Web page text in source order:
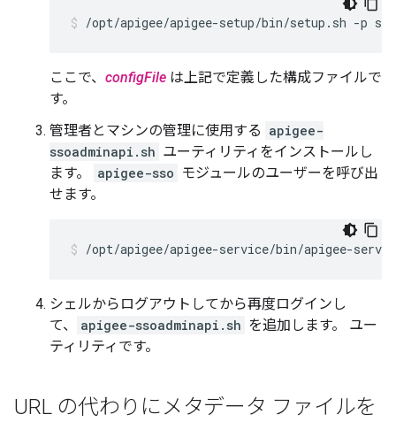
/opt/apigee/apigee-setup/bin/setup.sh -p
ここで、 configFile は上記で定義した構成ファイルで
す。
管理者とマシンの管理に使用する apigee-
ssoadminapi.sh ユーティリティをインストールし
ます。
apigee-sso モジュールのユーザーを呼び出
せます。
/opt/apigee/apigee-service/bin/apigee-
シェルからログアウトしてから再度ログインし
て、
apigee-ssoadminapi.sh を追加します。 ユー
ティリティです。
URL の代わりにメタデータ ファイルを